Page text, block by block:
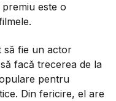
este o
să fie un actor
facă trecerea de la
pentru
Din fericire, el are